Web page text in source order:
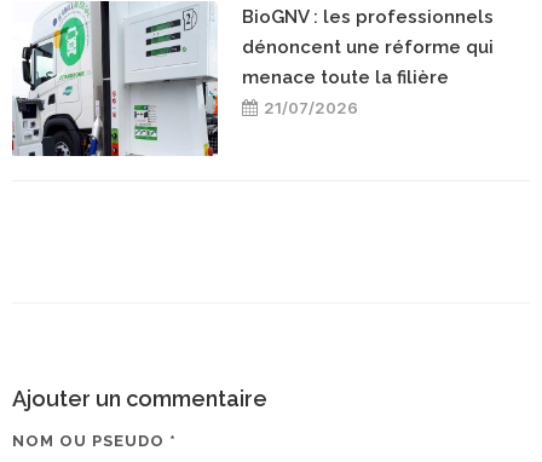
BioGNV : les professionnels
dénoncent une réforme qui
menace toute la filière
21/07/2026
Ajouter un commentaire
NOM OU PSEUDO *